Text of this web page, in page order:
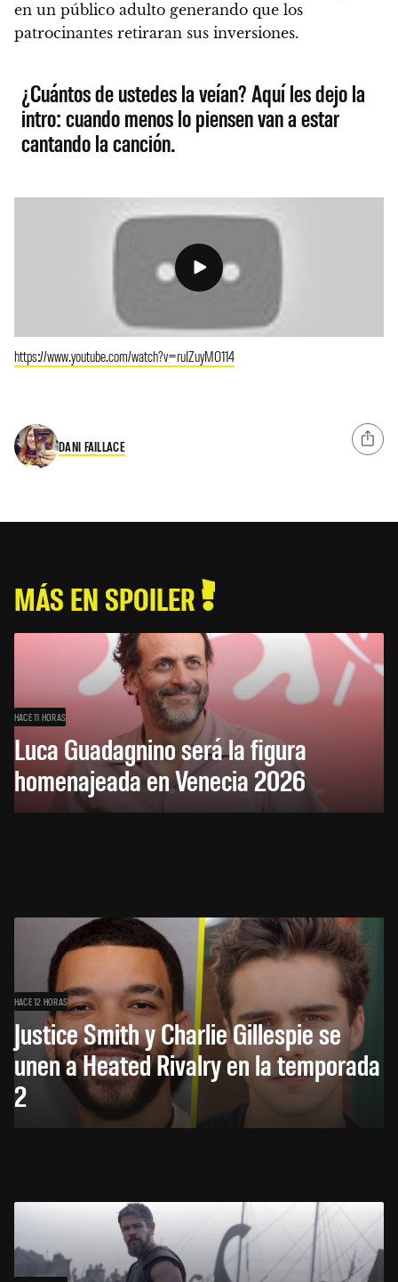
en un público adulto generando que los
patrocinantes retiraran sus inversiones.
¿Cuántos de ustedes la veían? Aquí les dejo la
intro: cuando menos lo piensen van a estar
cantando la canción.
https://www.youtube.com/watch?v=ruIZuyMO114
DANI FAILLACE
MÁS EN SPOILER
HACE 11 HORAS
Luca Guadagnino será la figura
homenajeada en Venecia 2026
HACE 12 HORAS
Justice Smith y Charlie Gillespie se
unen a Heated Rivalry en la temporada
2